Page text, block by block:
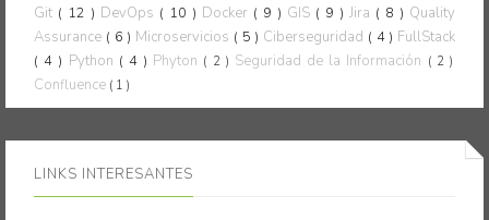
Git ( 12 ) DevOps ( 10 ) Docker ( 9 ) GIS ( 9 ) Jira ( 8 ) Quality
Assurance ( 6 ) Microservicios ( 5 ) Ciberseguridad ( 4 ) FullStack
( 4 ) Python ( 4 ) Phyton ( 2 ) Seguridad de la Información ( 2 )
Confluence ( 1 )
LINKS INTERESANTES